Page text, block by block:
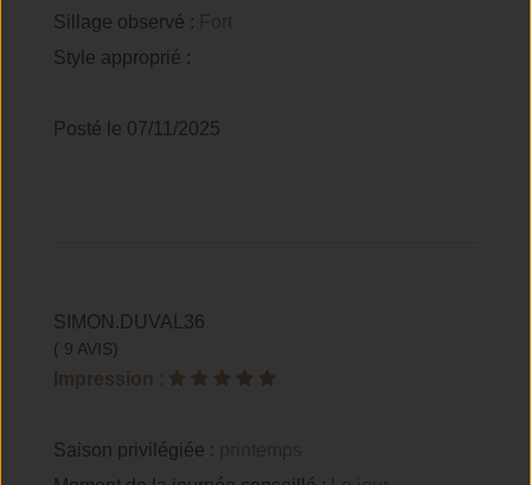
Sillage observé : Fort
Style approprié :
Posté le 07/11/2025
SIMON.DUVAL36
( 9 AVIS)
Impression :
Saison privilégiée : printemps